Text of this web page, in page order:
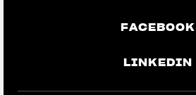
FACEBOOK
LINKEDIN